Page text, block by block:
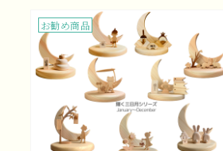
お勧め商品